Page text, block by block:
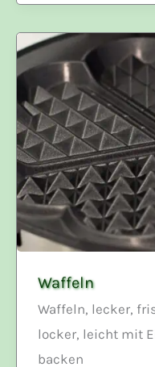
Waffeln
Waffeln, lecker,
locker, leicht mit
backen